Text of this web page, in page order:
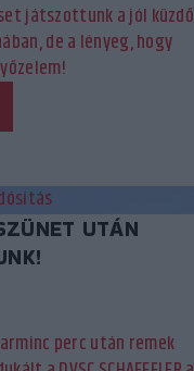
játszottunk a jól küzdő
de a lényeg, hogy
UTÁN
perc után remek